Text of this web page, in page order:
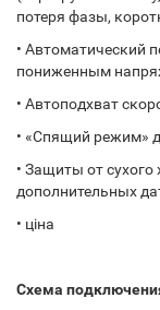
потеря фазы,
• Автоматический
пониженным
• Автоподхват
• «Спящий режим»
• Защиты от сухого
дополнительных
• ціна
Схема